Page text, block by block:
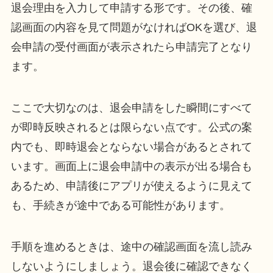
退会理由を入力して申請する形です。その後、確
認画面の内容を見て問題がなければOKを選び、退
会申請の受付画面が表示されたら申請完了となり
ます。
ここで大切なのは、退会申請をした瞬間にすべて
が即時反映されるとは限らない点です。公式の案
内でも、即時退会とならない場合があるとされて
います。画面上に退会申請中の表示が出る場合も
あるため、申請後にアプリが使えるように見えて
も、手続きが途中である可能性があります。
手順を進めるときは、途中の確認画面を流し読み
しないようにしましょう。退会後に確認できなく